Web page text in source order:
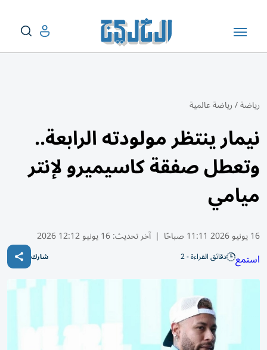
رياضة/رياضة عالمية
نيمار ينتظر مولودته الرابعة..
وتعطل صفقة كاسيميرو لإنتر
ميامي
16 يونيو 2026 11:11 صباحًا | آخر تحديث:16 يونيو 12:12 2026
استمع دقائق القراءة - 2 شارك